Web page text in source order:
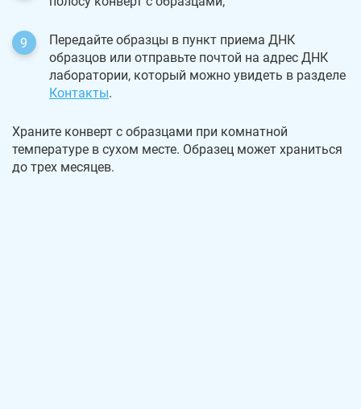
Передайте образцы в пункт приема ДНК
образцов или отправьте почтой на адрес ДНК
лаборатории, который можно увидеть в разделе
Контакты.
Храните конверт с образцами при комнатной
температуре в сухом месте. Образец может храниться
до трех месяцев.